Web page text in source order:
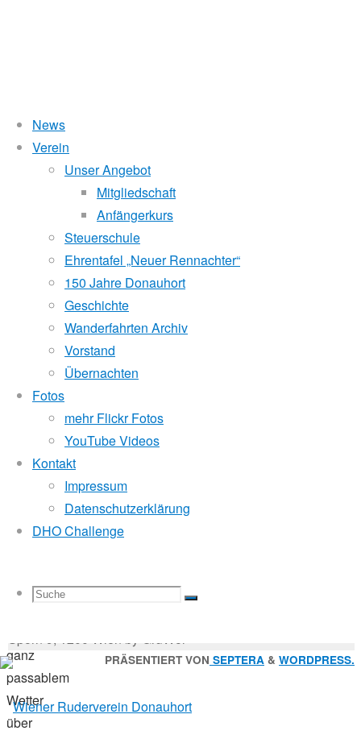
News
Verein
Unser Angebot
Mitgliedschaft
Anfängerkurs
Steuerschule
Ehrentafel „Neuer Rennachter“
150 Jahre Donauhort
Geschichte
Wanderfahrten Archiv
Vorstand
Übernachten
Fotos
mehr Flickr Fotos
YouTube Videos
Kontakt
Impressum
Datenschutzerklärung
DHO Challenge
Suche
Suchen
nach:
Suche
Sternfahrt
Pöchlarn
Oktober
Sternfahrt
Sternfahrt
Jahres
ganz
passablem
Wetter
über
Wasserstand Donau
Liegt der Wasserstand in Korneuburg (KORN)
beim Donauhort nicht gerudert.
Pegelstände (DoRIS)
Seichtstellen
Schleusenstatus
Windfinder Kuchelauer Hafen
Mitglied der
Godfrey Donauhort Club Kit
Sternfahrten Archiv
Ruderlinks-
Impressum-
nach:
Sporn 9, 1200 Wien by GruWol
PRÄSENTIERT VON SEPTERA & WORDPRESS.
Zurück
nach
oben